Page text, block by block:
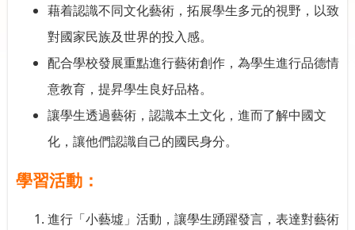
藉着認識不同文化藝術，拓展學生多元的視野，以致
對國家民族及世界的投入感。
配合學校發展重點進行藝術創作，為學生進行品德情
意教育，提昇學生良好品格。
讓學生透過藝術，認識本土文化，進而了解中國文
化，讓他們認識自己的國民身分。
學習活動：
進行「小藝墟」活動，讓學生踴躍發言，表達對藝術